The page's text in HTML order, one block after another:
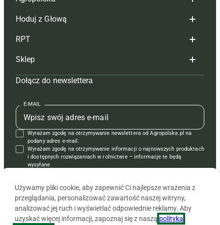
Redakcja
Reklama
Tagi
Mapa serwisu
Kontakt
Regulamin
Polityka prywatności
Hoduj z Głową
Hoduj z głową bydło
Hoduj z głową świnie
Prenumerata
Redakcja
Kontakt
Reklama
RPT
Redakcja
Prenumerata
Reklama
Kontakt
Krzyżówki
Sklep
Czasopisma i prenumerata
Książki
Regulamin
Dołącz do newslettera
E-MAIL
Wyrażam zgodę na otrzymywanie newslettera od Agropolska.pl na
podany adres e-mail.
Wyrażam zgodę na otrzymywanie informacji o najnowszych produktach
i dostępnych rozwiązaniach w rolnictwie – informacje te będą
wysyłane
Używamy pliki cookie, aby zapewnić Ci najlepsze wrażenia z
przeglądania, personalizować zawartość naszej witryny,
analizować jej ruch i wyświetlać odpowiednie reklamy. Aby
uzyskać więcej informacji, zapoznaj się z naszą polityką